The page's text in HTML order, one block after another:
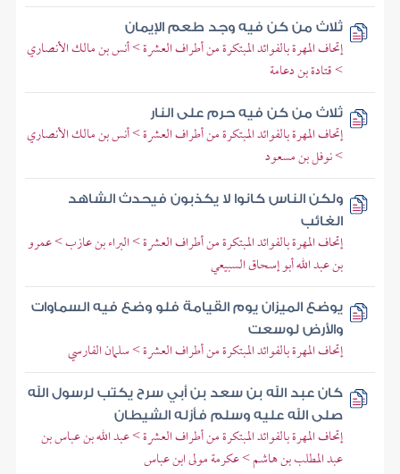
ثلاث من كن فيه وجد طعم الإيمان
إتحاف المهرة بالفوائد المبتكرة من أطراف العشرة > أنس بن مالك الأنصاري
> قتادة بن دعامة
ثلاث من كن فيه حرم على النار
إتحاف المهرة بالفوائد المبتكرة من أطراف العشرة > أنس بن مالك الأنصاري
> نوفل بن مسعود
ولكن الناس كانوا لا يكذبون فيحدث الشاهد
الغائب
إتحاف المهرة بالفوائد المبتكرة من أطراف العشرة > البراء بن عازب > عمرو
بن عبد الله أبو إسحاق السبيعي
يوضع الميزان يوم القيامة فلو وضع فيه السماوات
والأرض لوسعت
إتحاف المهرة بالفوائد المبتكرة من أطراف العشرة > سلمان الفارسي
كان عبد الله بن سعد بن أبي سرح يكتب لرسول الله
صلى الله عليه وسلم فأزله الشيطان
إتحاف المهرة بالفوائد المبتكرة من أطراف العشرة > عبد الله بن عباس بن
عبد المطلب بن هاشم > عكرمة مولى ابن عباس